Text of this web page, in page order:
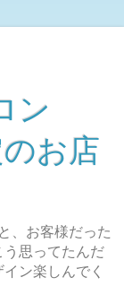
ン
お店
、お客様だった
う思ってたんだ
ン楽しんでく